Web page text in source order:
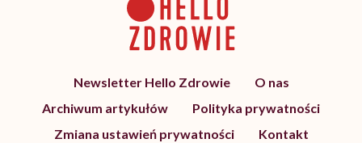
Newsletter Hello Zdrowie
O nas
Archiwum artykułów
Polityka prywatności
Zmiana ustawień prywatności
Kontakt